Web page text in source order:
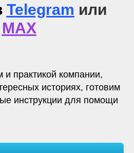
Telegram или
МАХ
практикой компании,
историях, готовим
инструкции для помощи